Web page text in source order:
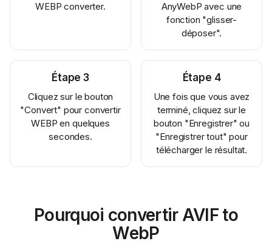
WEBP converter.
AnyWebP avec une
fonction "glisser-
déposer".
Étape 3
Cliquez sur le bouton
"Convert" pour convertir
WEBP en quelques
secondes.
Étape 4
Une fois que vous avez
terminé, cliquez sur le
bouton "Enregistrer" ou
"Enregistrer tout" pour
télécharger le résultat.
Pourquoi convertir AVIF to
WebP